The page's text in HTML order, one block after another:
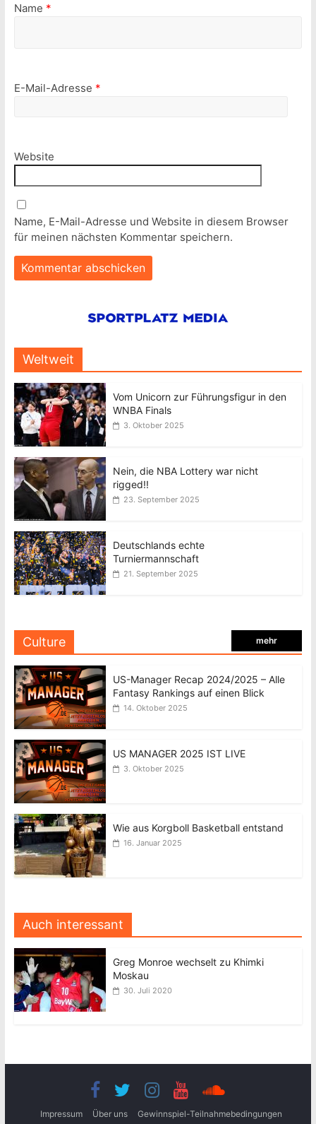
Name *
E-Mail-Adresse *
Website
Name, E-Mail-Adresse und Website in diesem Browser
für meinen nächsten Kommentar speichern.
Weltweit
Vom Unicorn zur Führungsfigur in den
WNBA Finals
3. Oktober 2025
Nein, die NBA Lottery war nicht
rigged!!
23. September 2025
Deutschlands echte
Turniermannschaft
21. September 2025
Culture mehr
US-Manager Recap 2024/2025 – Alle
Fantasy Rankings auf einen Blick
14. Oktober 2025
US MANAGER 2025 IST LIVE
3. Oktober 2025
Wie aus Korgboll Basketball entstand
16. Januar 2025
Auch interessant
Greg Monroe wechselt zu Khimki
Moskau
30. Juli 2020
Impressum Über uns
Gewinnspiel-Teilnahmebedingungen